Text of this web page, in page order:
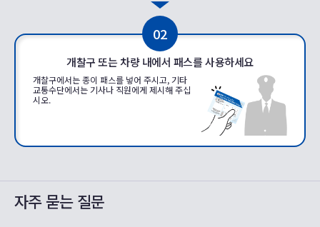
02
개찰구 또는 차량 내에서 패스를 사용하세요
개찰구에서는 종이 패스를 넣어 주시고, 기타
교통수단에서는 기사나 직원에게 제시해 주십
시오.
자주 묻는 질문